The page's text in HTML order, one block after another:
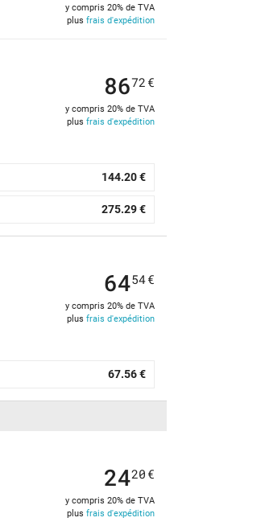
y compris 20% de TVA
plus frais d'expédition
8672 €
y compris 20% de TVA
plus frais d'expédition
144.20 €
275.29 €
6454€
y compris 20% de TVA
plus frais d'expédition
67.56 €
2420 €
y compris 20% de TVA
plus frais d'expédition